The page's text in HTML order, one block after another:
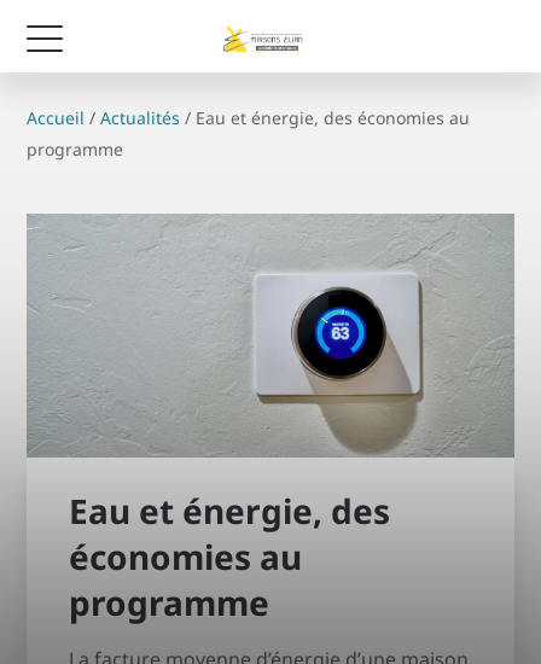
Accueil /Actualités / Eau et énergie, des économies au
programme
Eau et énergie, des
économies au
programme
La facture moyenne d’énergie d’une maison